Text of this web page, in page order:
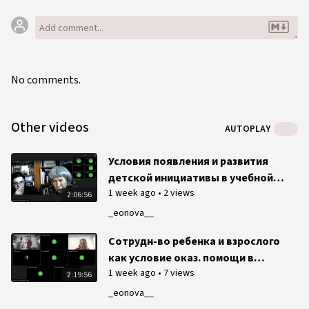
No comments.
Other videos AUTOPLAY
2:06:56
_eonova__
Условия появления и развития
детской инициативы в учебной
деятельности
1 week ago • 2 views
2:19:56
_eonova__
Сотрудн-во ребенка и взрослого
как условие оказ. помощи в
преодолении учеб. трудностей
рефлексивно-деятельностный
1 week ago • 7 views